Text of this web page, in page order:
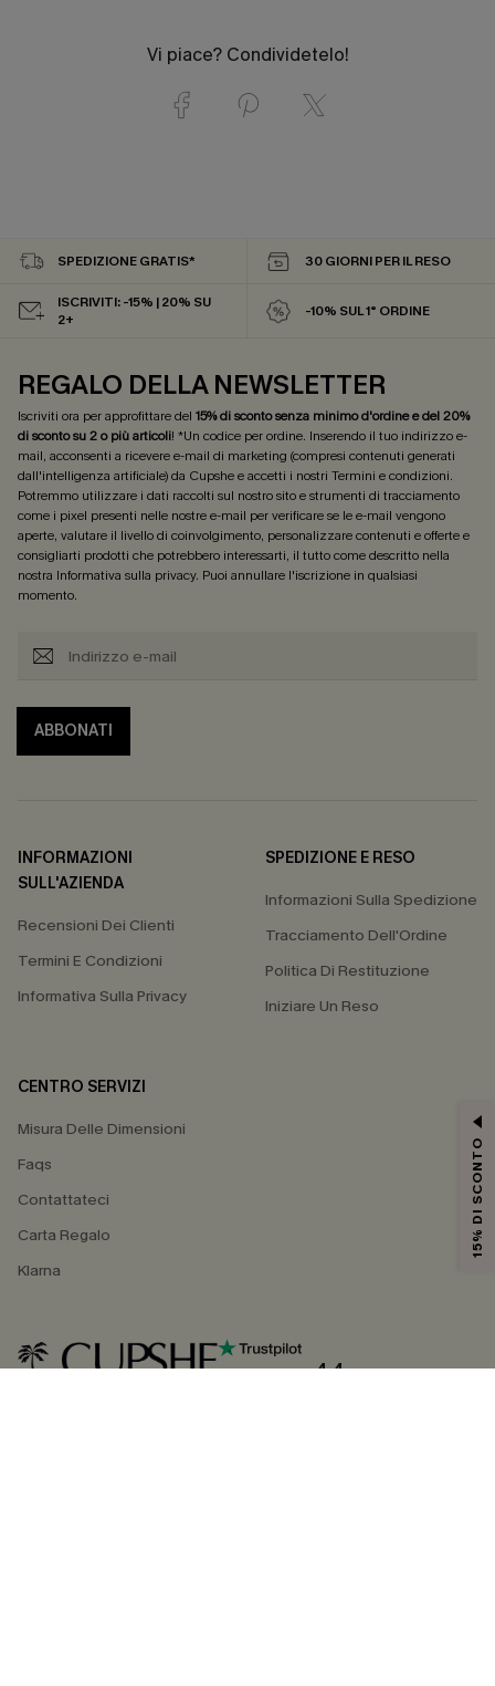
Vi piace? Condividetelo!
SPEDIZIONE GRATIS* 30 GIORNI PER IL RESO
ISCRIVITI: -15% | 20% SU
2+
-10% SUL 1° ORDINE
REGALO DELLA NEWSLETTER
Iscriviti ora per approfittare del 15% di sconto senza minimo d'ordine e del 20%
di sconto su 2 o più articoli! *Un codice per ordine. Inserendo il tuo indirizzo e-
mail, acconsenti a ricevere e-mail di marketing (compresi contenuti generati
dall'intelligenza artificiale) da Cupshe e accetti i nostri Termini e condizioni.
Potremmo utilizzare i dati raccolti sul nostro sito e strumenti di tracciamento
come i pixel presenti nelle nostre e-mail per verificare se le e-mail vengono
aperte, valutare il livello di coinvolgimento, personalizzare contenuti e offerte e
consigliarti prodotti che potrebbero interessarti, il tutto come descritto nella
nostra Informativa sulla privacy. Puoi annullare l'iscrizione in qualsiasi
momento.
ABBONATI
INFORMAZIONI
SULL'AZIENDA
Recensioni Dei Clienti
Termini E Condizioni
Informativa Sulla Privacy
SPEDIZIONE E RESO
Informazioni Sulla Spedizione
Tracciamento Dell'Ordine
Politica Di Restituzione
Iniziare Un Reso
CENTRO SERVIZI
Misura Delle Dimensioni
Faqs
Contattateci
Carta Regalo
Klarna
4.4
15% DI SCONTO